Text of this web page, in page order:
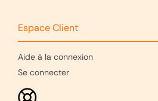
Espace Client
Aide à la connexion
Se connecter